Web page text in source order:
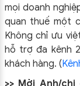
mọi doanh
quan thuế một
Không chỉ ưu
hỗ trợ đa kênh
khách hàng. (
>> Mời Anh/